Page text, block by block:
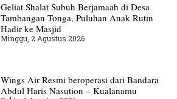
Geliat Shalat Subuh Berjamaah di Desa
Tambangan Tonga, Puluhan Anak Rutin
Hadir ke Masjid
Minggu, 2 Agustus 2026
Wings Air Resmi beroperasi dari Bandara
Abdul Haris Nasution – Kualanamu